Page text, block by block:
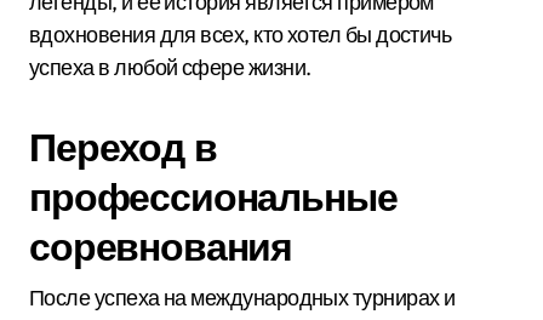
вдохновения для всех, кто хотел бы достичь
успеха в любой сфере жизни.
Переход в
профессиональные
соревнования
После успеха на международных турнирах и